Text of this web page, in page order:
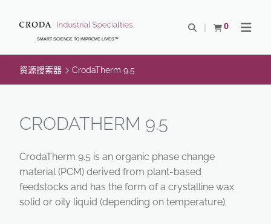
CONTENTSMART SCIENCE TO IMPROVE LIVES™
Open Search
0
查看购物车Open
资源搜索器 CrodaTherm 9.5
CRODATHERM 9.5
CrodaTherm 9.5 is an organic phase change
material (PCM) derived from plant-based
feedstocks and has the form of a crystalline wax
solid or oily liquid (depending on temperature).